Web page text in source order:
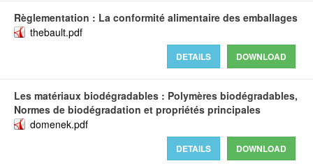
Règlementation : La conformité alimentaire des emballages
thebault.pdf
DOWNLOAD
DETAILS
Les matériaux biodégradables : Polymères biodégradables,
Normes de biodégradation et propriétés principales
domenek.pdf
DOWNLOAD
DETAILS